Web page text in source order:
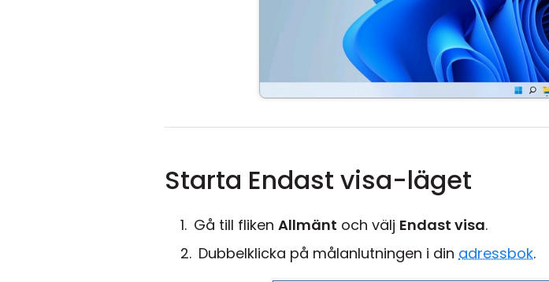
Starta Endast visa-läget
Gå till fliken Allmänt och välj Endast visa.
Dubbelklicka på målanlutningen i din adressbok.